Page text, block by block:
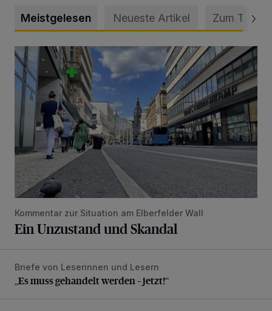
Meistgelesen Neueste Artikel Zum Thema
Ein Unzustand und Skandal
Kommentar zur Situation am Elberfelder Wall
Ein Unzustand und Skandal
„Es muss gehandelt werden – jetzt!“
Briefe von Leserinnen und Lesern
„Es muss gehandelt werden – jetzt!“